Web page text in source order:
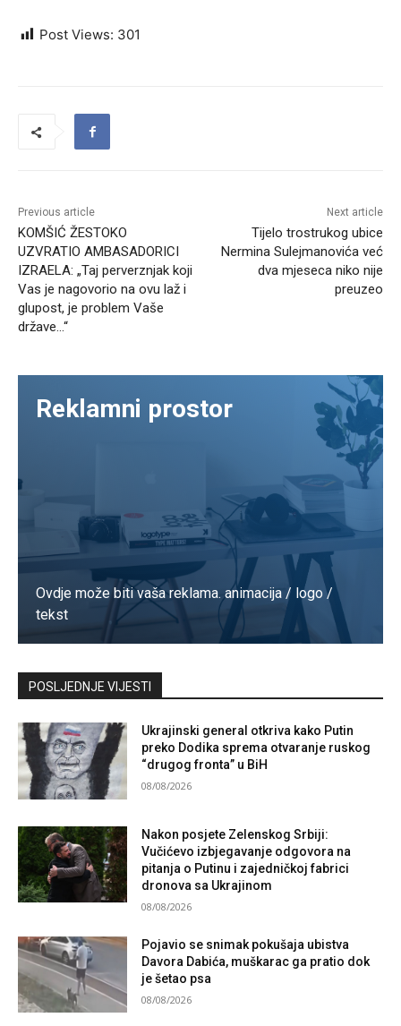
Post Views: 301
Previous article
KOMŠIĆ ŽESTOKO
UZVRATIO AMBASADORICI
IZRAELA: „Taj perverznjak koji
Vas je nagovorio na ovu laž i
glupost, je problem Vaše
države…“
Next article
Tijelo trostrukog ubice
Nermina Sulejmanovića već
dva mjeseca niko nije
preuzeo
Reklamni prostor
Ovdje može biti vaša reklama. animacija / logo /
tekst
Kontaktirajte nas
POSLJEDNJE VIJESTI
Ukrajinski general otkriva kako Putin
preko Dodika sprema otvaranje ruskog
“drugog fronta” u BiH
08/08/2026
Nakon posjete Zelenskog Srbiji:
Vučićevo izbjegavanje odgovora na
pitanja o Putinu i zajedničkoj fabrici
dronova sa Ukrajinom
08/08/2026
Pojavio se snimak pokušaja ubistva
Davora Dabića, muškarac ga pratio dok
je šetao psa
08/08/2026